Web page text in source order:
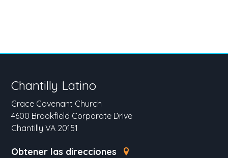
Chantilly Latino
Grace Covenant Church
4600 Brookfield Corporate Drive
Chantilly VA 20151
Obtener las direcciones